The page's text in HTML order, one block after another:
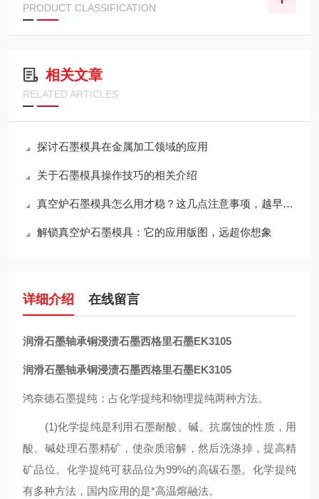
PRODUCT CLASSIFICATION
相关文章
RELATED ARTICLES
探讨石墨模具在金属加工领域的应用
关于石墨模具操作技巧的相关介绍
真空炉石墨模具怎么用才稳？这几点注意事项，越早知道越省心
解锁真空炉石墨模具：它的应用版图，远超你想象
详细介绍 在线留言
润滑石墨轴承铜浸渍石墨西格里石墨EK3105
润滑石墨轴承铜浸渍石墨西格里石墨EK3105
鸿奈德石墨提纯：占化学提纯和物理提纯两种方法。
(1)化学提纯是利用石墨耐酸、碱、抗腐蚀的性质，用
酸、碱处理石墨精矿，使杂质溶解，然后洗涤掉，提高精
矿品位。化学提纯可获品位为99%的高碳石墨。化学提纯
有多种方法，国内应用的是*高温熔融法。